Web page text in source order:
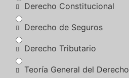
Derecho Constitucional
Derecho de Seguros
Derecho Tributario
Teoría General del Derecho